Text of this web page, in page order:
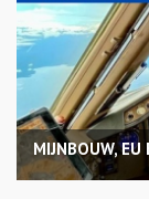
MIJNBOUW,